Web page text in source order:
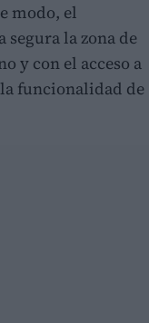
modo, el
la zona de
y con el acceso a
funcionalidad de